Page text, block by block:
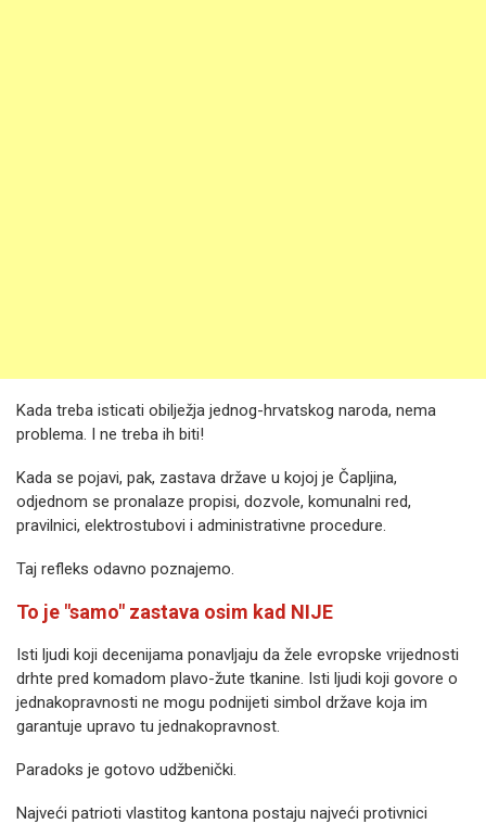
Kada treba isticati obilježja jednog-hrvatskog naroda, nema
problema. I ne treba ih biti!
Kada se pojavi, pak, zastava države u kojoj je Čapljina,
odjednom se pronalaze propisi, dozvole, komunalni red,
pravilnici, elektrostubovi i administrativne procedure.
Taj refleks odavno poznajemo.
To je "samo" zastava osim kad NIJE
Isti ljudi koji decenijama ponavljaju da žele evropske vrijednosti
drhte pred komadom plavo-žute tkanine. Isti ljudi koji govore o
jednakopravnosti ne mogu podnijeti simbol države koja im
garantuje upravo tu jednakopravnost.
Paradoks je gotovo udžbenički.
Najveći patrioti vlastitog kantona postaju najveći protivnici